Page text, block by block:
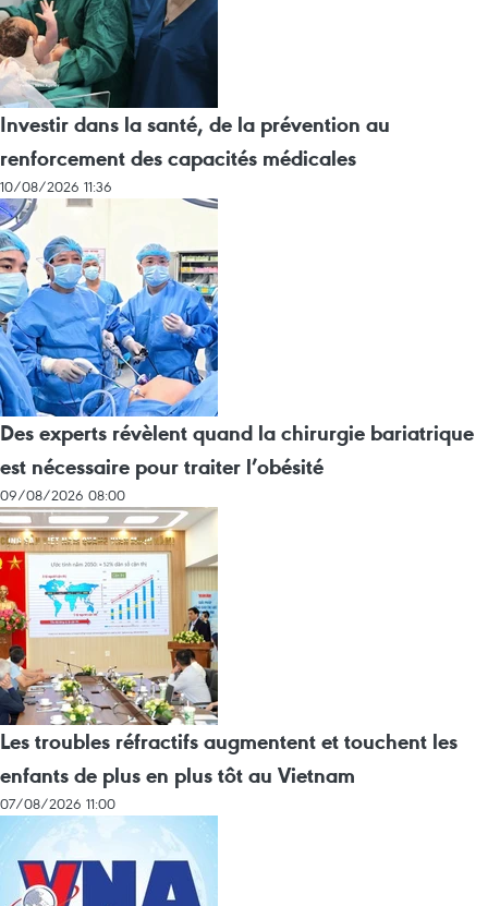
Investir dans la santé, de la prévention au
renforcement des capacités médicales
10/08/2026 11:36
Des experts révèlent quand la chirurgie bariatrique
est nécessaire pour traiter l’obésité
09/08/2026 08:00
Les troubles réfractifs augmentent et touchent les
enfants de plus en plus tôt au Vietnam
07/08/2026 11:00